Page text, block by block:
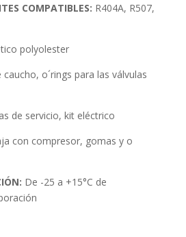
COMPATIBLES: R404A, R507,
polyolester
caucho, o´rings para las válvulas
de servicio, kit eléctrico
con compresor, gomas y o
De -25 a +15°C de